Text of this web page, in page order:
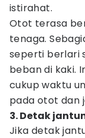
istirahat.
Otot terasa
tenaga.
seperti berlari
beban di kaki.
cukup waktu
pada otot dan
3. Detak
Jika detak